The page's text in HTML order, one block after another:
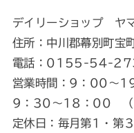
デイリーショップ ヤ
住所：中川郡幕別町宝
電話：0155-54-
営業時間：9：00～
9：30～18：00 （
定休日：毎月第1・第